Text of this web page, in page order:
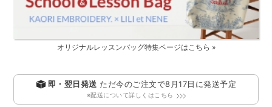
オリジナルレッスンバッグ特集ページはこちら »
即・翌日発送 ただ今のご注文で8月17日 に発送予定
※配送について詳しくはこちら